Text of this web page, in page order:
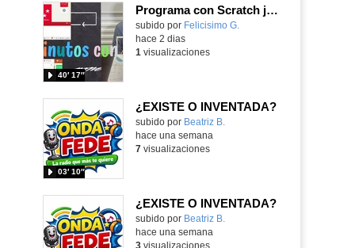
Programa con Scratch juegos con los partidos del mundial 2026 ganados por España
Contenido educativo.
subido por Felicisimo G.
40′ 17″
hace 2 dias
1 visualizaciones
¿EXISTE O INVENTADA?
Contenido educativo.
subido por Beatriz B.
03′ 10″
hace una semana
7visualizaciones
¿EXISTE O INVENTADA?
Contenido educativo.
subido por Beatriz B.
hace una semana
3visualizaciones